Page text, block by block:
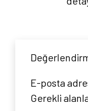
Yayın
Yayınlarımız
E-posta
Gerekli